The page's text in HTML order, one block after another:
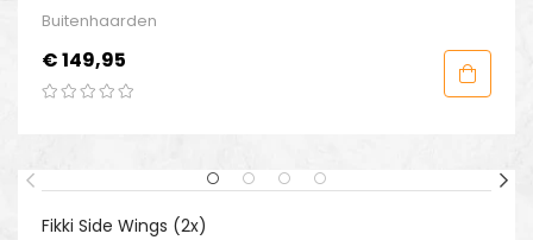
Buitenhaarden
Prijs
€ 149,95
Fikki Side Wings (2x)